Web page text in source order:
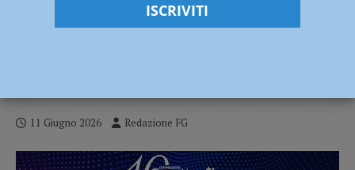
Tutela dei dialetti, la Regione finanzia due
11 Giugno 2026 Redazione FG